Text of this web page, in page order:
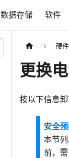
数据存储 软件
硬
更换
按以下信息卸
安全
本节
前，需